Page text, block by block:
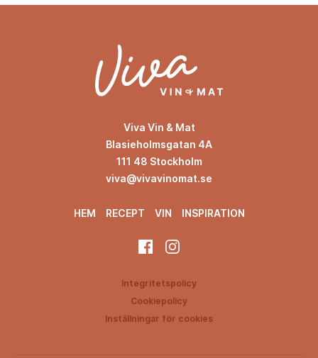
Viva Vin & Mat
Blasieholmsgatan 4A
111 48 Stockholm
viva@vivavinomat.se
HEM RECEPT VIN INSPIRATION
Integritetspolicy
Cookiepolicy
Inställningar för cookies